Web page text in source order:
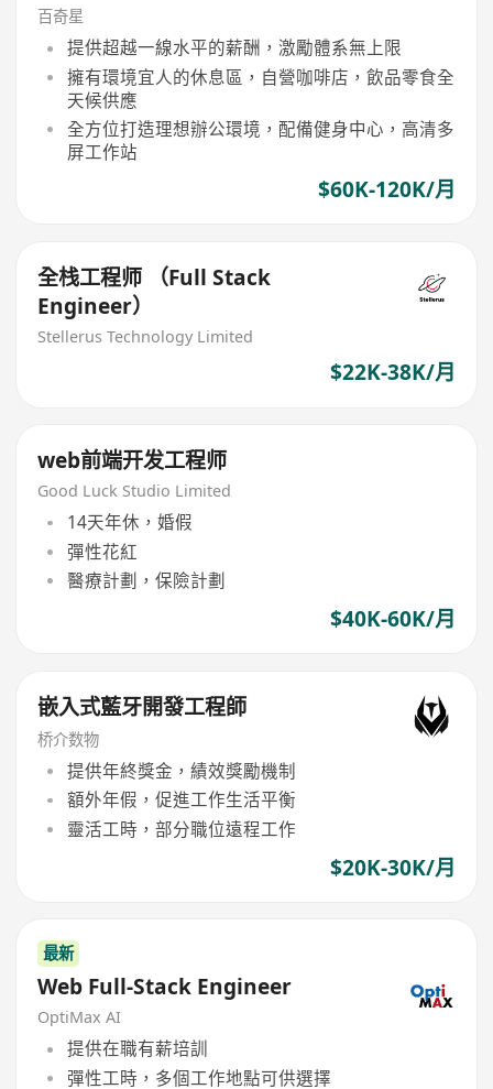
百奇星
提供超越一線水平的薪酬，激勵體系無上限
擁有環境宜人的休息區，自營咖啡店，飲品零食全
天候供應
全方位打造理想辦公環境，配備健身中心，高清多
屏工作站
$60K-120K/月
全栈工程师 （Full Stack
Engineer）
Stellerus Technology Limited
$22K-38K/月
web前端开发工程师
Good Luck Studio Limited
14天年休，婚假
彈性花紅
醫療計劃，保險計劃
$40K-60K/月
嵌入式藍牙開發工程師
桥介数物
提供年終獎金，績效獎勵機制
額外年假，促進工作生活平衡
靈活工時，部分職位遠程工作
$20K-30K/月
最新
Web Full-Stack Engineer
OptiMax AI
提供在職有薪培訓
彈性工時，多個工作地點可供選擇